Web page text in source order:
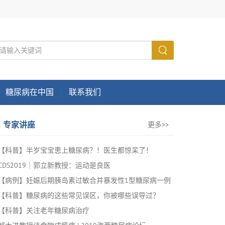
糖尿病在中国 联系我们
专家讲座 更多>>
【科普】半岁宝宝患上糖尿病？！医生都惊呆了！
｜郭立新教授：运动是良医
【病例】妊娠后期胰岛素过敏合并暴发性1型糖尿病一例
【科普】糖尿病的这些常见误区，你被哪些误导过？
【科普】关注老年糖尿病治疗